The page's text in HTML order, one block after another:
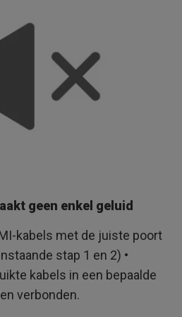
geen enkel geluid
kabels met de juiste poort
stap 1 en 2) •
kabels in een bepaalde
verbonden.